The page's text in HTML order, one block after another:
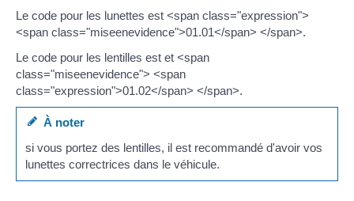
Le code pour les lunettes est <span class="expression">
<span class="miseenevidence">01.01</span> </span>.
Le code pour les lentilles est et <span
class="miseenevidence"> <span
class="expression">01.02</span> </span>.
À noter
si vous portez des lentilles, il est recommandé d'avoir vos
lunettes correctrices dans le véhicule.